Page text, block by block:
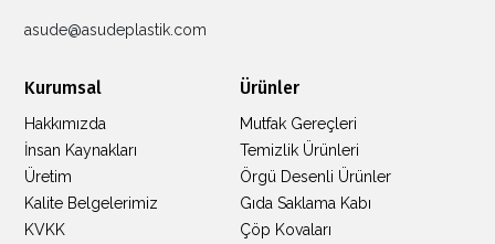
asude@asudeplastik.com
Kurumsal
Hakkımızda
İnsan Kaynakları
Üretim
Kalite Belgelerimiz
KVKK
Ürünler
Mutfak Gereçleri
Temizlik Ürünleri
Örgü Desenli Ürünler
Gıda Saklama Kabı
Çöp Kovaları